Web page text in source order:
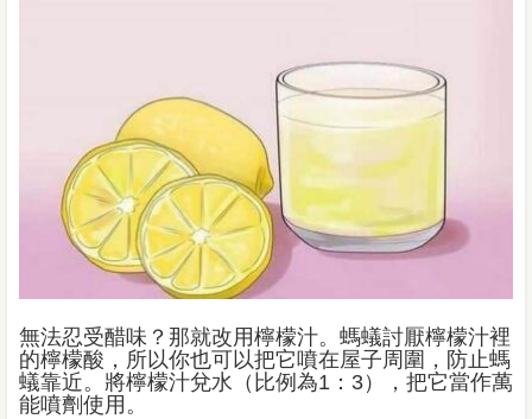
無法忍受醋味？那就改用檸檬汁。螞蟻討厭檸檬汁裡
的檸檬酸，所以你也可以把它噴在屋子周圍，防止螞
蟻靠近。將檸檬汁兌水（比例為1：3），把它當作萬
能噴劑使用。